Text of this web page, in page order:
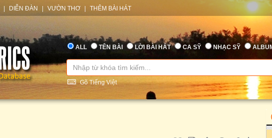
DIỄN ĐÀN VƯỜN THƠ THÊM BÀI HÁT
ALL TÊN BÀI LỜI BÀI HÁT CA SỸ NHẠC SỸ
Gõ Tiếng Việt